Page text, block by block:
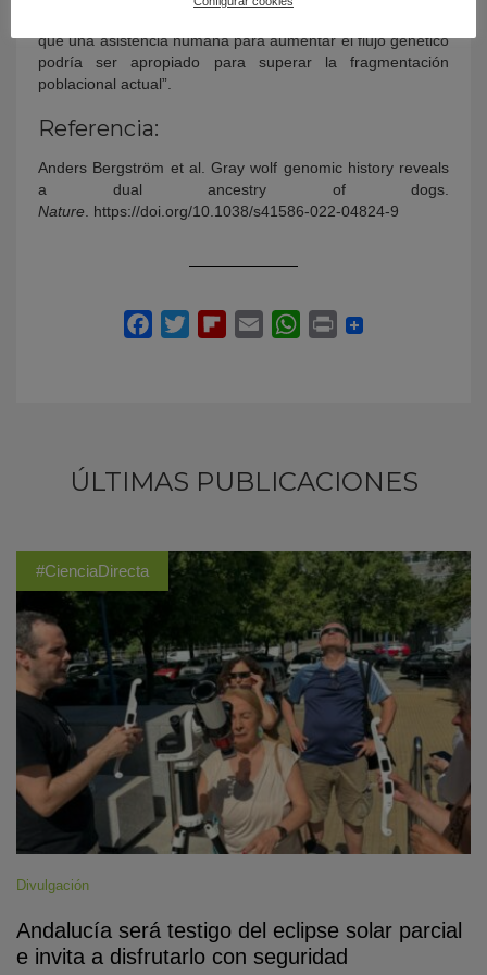
que una asistencia humana para aumentar el flujo genético
podría ser apropiado para superar la fragmentación
poblacional actual”.
Referencia:
Anders Bergström et al. Gray wolf genomic history reveals
a dual ancestry of dogs.
Nature . https://doi.org/10.1038/s41586-022-04824-9
ÚLTIMAS PUBLICACIONES
#CienciaDirecta
Divulgación
Andalucía será testigo del eclipse solar parcial
e invita a disfrutarlo con seguridad